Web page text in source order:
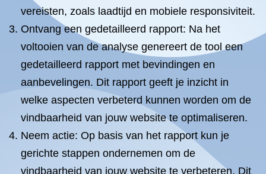
vereisten, zoals laadtijd en mobiele responsiviteit.
Ontvang een gedetailleerd rapport: Na het
voltooien van de analyse genereert de tool een
gedetailleerd rapport met bevindingen en
aanbevelingen. Dit rapport geeft je inzicht in
welke aspecten verbeterd kunnen worden om de
vindbaarheid van jouw website te optimaliseren.
Neem actie: Op basis van het rapport kun je
gerichte stappen ondernemen om de
vindbaarheid van jouw website te verbeteren. Dit